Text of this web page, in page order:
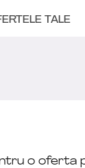
TALE
o oferta